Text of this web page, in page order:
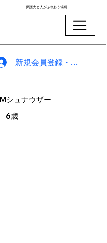
保護犬と人がふれあう場所
新規会員登録・ログイン
Mシュナウザー
6歳